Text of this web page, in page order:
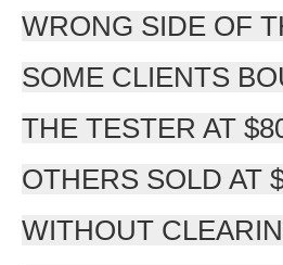
WRONG SIDE OF
SOME CLIENTS
THE TESTER AT
OTHERS SOLD AT
WITHOUT